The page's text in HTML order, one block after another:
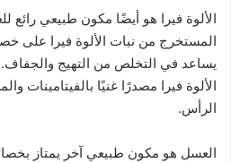
الألوة فيرا هو أيضًا مكون طبيعي رائع
المستخرج من نبات الألوة فيرا على
يساعد في التخلص من التهيج والجفاف.
الألوة فيرا مصدرًا غنيًا بالفيتامينات
الرأس.
العسل هو مكون طبيعي آخر يمتاز